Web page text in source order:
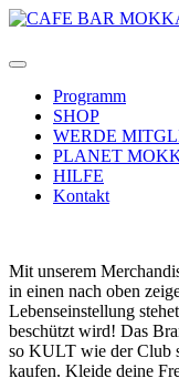
Programm
SHOP
WERDE
PLANET
HILFE
Kontakt
Mit unserem
in einen nach oben
Lebenseinstellung
beschützt wird! Das
so KULT wie der Club
kaufen. Kleide deine